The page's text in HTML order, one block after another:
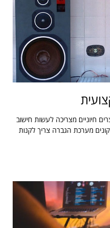
חיוניים מצריכה לעשות חישוב
מערכת הגברה צריך לקנות